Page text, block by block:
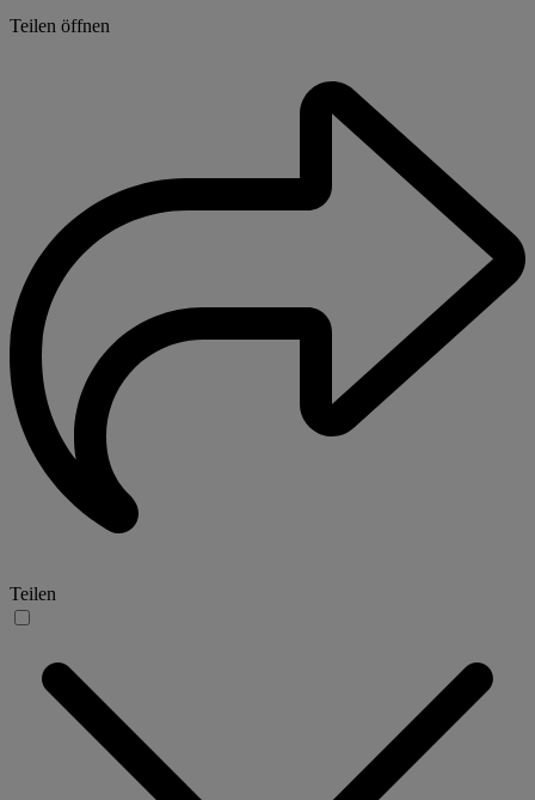
Teilen öffnen
Teilen